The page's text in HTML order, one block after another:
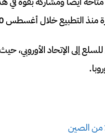
التطبيع خلال أغسطس 2020.
إلى الإتحاد الأوروبي،
من الصين